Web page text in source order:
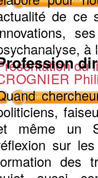
de ce
à
du
Commander l'Ebook 13 €
même un
sur
des